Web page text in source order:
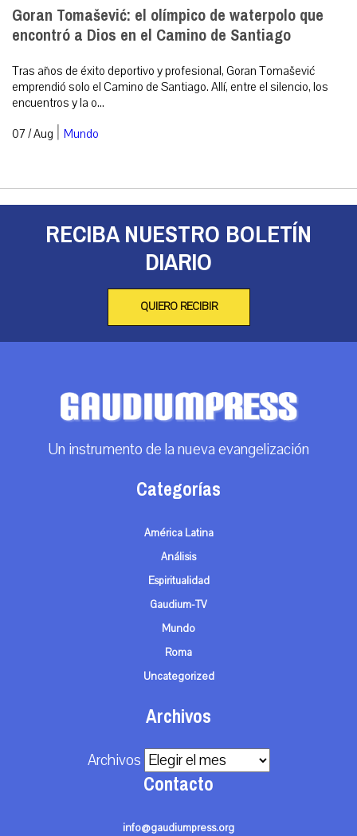
Goran Tomašević: el olímpico de waterpolo que
encontró a Dios en el Camino de Santiago
Tras años de éxito deportivo y profesional, Goran Tomašević
emprendió solo el Camino de Santiago. Allí, entre el silencio, los
encuentros y la o...
07 / Aug | Mundo
RECIBA NUESTRO BOLETÍN
DIARIO
QUIERO RECIBIR
Un instrumento de la nueva evangelización
Categorías
América Latina
Análisis
Espiritualidad
Gaudium-TV
Mundo
Roma
Uncategorized
Archivos
Archivos
Contacto
info@gaudiumpress.org